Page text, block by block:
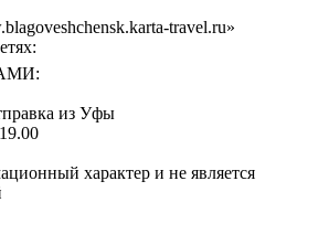
travel.ru»
из Уфы
характер и не является